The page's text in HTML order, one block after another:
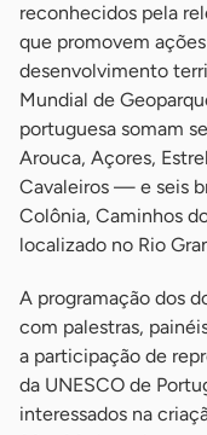
reconhecidos pela
que promovem
desenvolvimento
Mundial de
portuguesa somam
Arouca, Açores,
Cavaleiros — e seis
Colônia, Caminhos
localizado no Rio
A programação dos
com palestras,
a participação de
da UNESCO de
interessados na